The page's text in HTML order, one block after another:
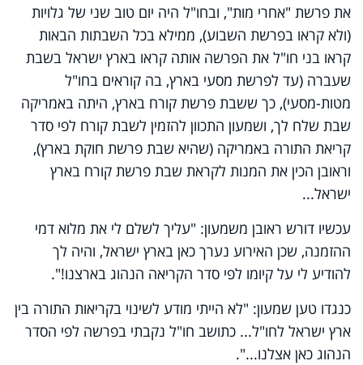
את פרשת "אחרי מות", ובחו"ל היה יום טוב שני של גלויות
(ולא קראו בפרשת השבוע), ממילא בכל השבתות הבאות
קראו בני חו"ל את הפרשה אותה קראו בארץ ישראל בשבת
שעברה (עד לפרשת מסעי בארץ, בה קוראים בחו"ל
מטות-מסעי), כך ששבת פרשת קורח בארץ, היתה באמריקה
שבת שלח לך, ושמעון התכוון להזמין לשבת קורח לפי סדר
קריאת התורה באמריקה (שהיא שבת פרשת חוקת בארץ),
וראובן הכין את המנות לקראת שבת פרשת קורח בארץ
ישראל...
עכשיו דורש ראובן משמעון: "עליך לשלם לי את מלוא דמי
ההזמנה, שכן האירוע נערך כאן בארץ ישראל, והיה לך
להודיע לי על קיומו לפי סדר הקריאה הנהוג בארצנו!".
כנגדו טען שמעון: "לא הייתי מודע לשינוי בקריאות התורה בין
ארץ ישראל לחו"ל... כתושב חו"ל נקבתי בפרשה לפי הסדר
הנהוג כאן אצלנו...".